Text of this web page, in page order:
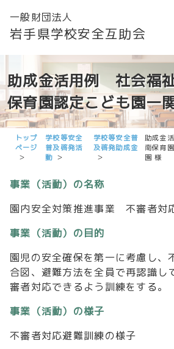
一般財団法人
岩手県学校安全互助会
助成金活用例 社会福
保育園認定こども園一
トップ
ページ
学校等安全
普及啓発活
動
学校等安全普
及啓発助成金
助成金
南保育
園 様
事業（活動）の名称
園内安全対策推進事業 不審者対
事業（活動）の目的
園児の安全確保を第一に考慮し、
合図、避難方法を全員で再認識し
審者対応できるよう訓練をする。
事業（活動）の様子
不審者対応避難訓練の様子